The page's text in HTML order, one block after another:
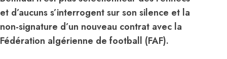
et d’aucuns s’interrogent sur son silence et la
non-signature d’un nouveau contrat avec la
Fédération algérienne de football (FAF).